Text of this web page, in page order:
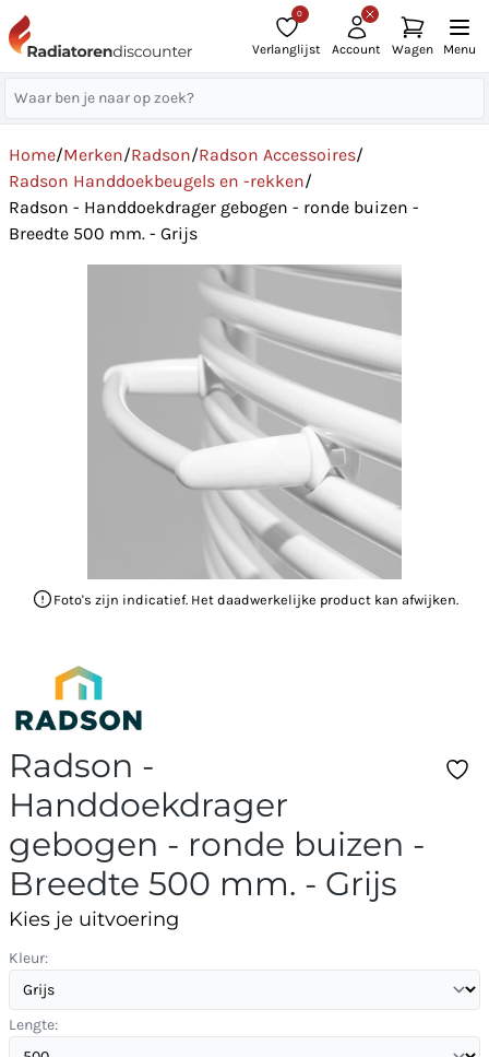
0
Verlanglijst Account Wagen Menu
Home/Merken/Radson/Radson Accessoires/
Radson Handdoekbeugels en -rekken/
Radson - Handdoekdrager gebogen - ronde buizen -
Breedte 500 mm. - Grijs
Foto's zijn indicatief. Het daadwerkelijke product kan afwijken.
Radson -
Handdoekdrager
gebogen - ronde buizen -
Breedte 500 mm. - Grijs
Kies je uitvoering
Kleur:
Lengte: